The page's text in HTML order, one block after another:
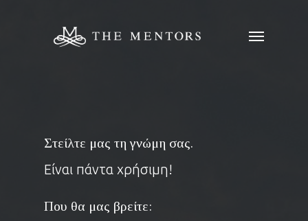
Στείλτε μας τη γνώμη σας.
Είναι πάντα χρήσιμη!
Που θα μας βρείτε: